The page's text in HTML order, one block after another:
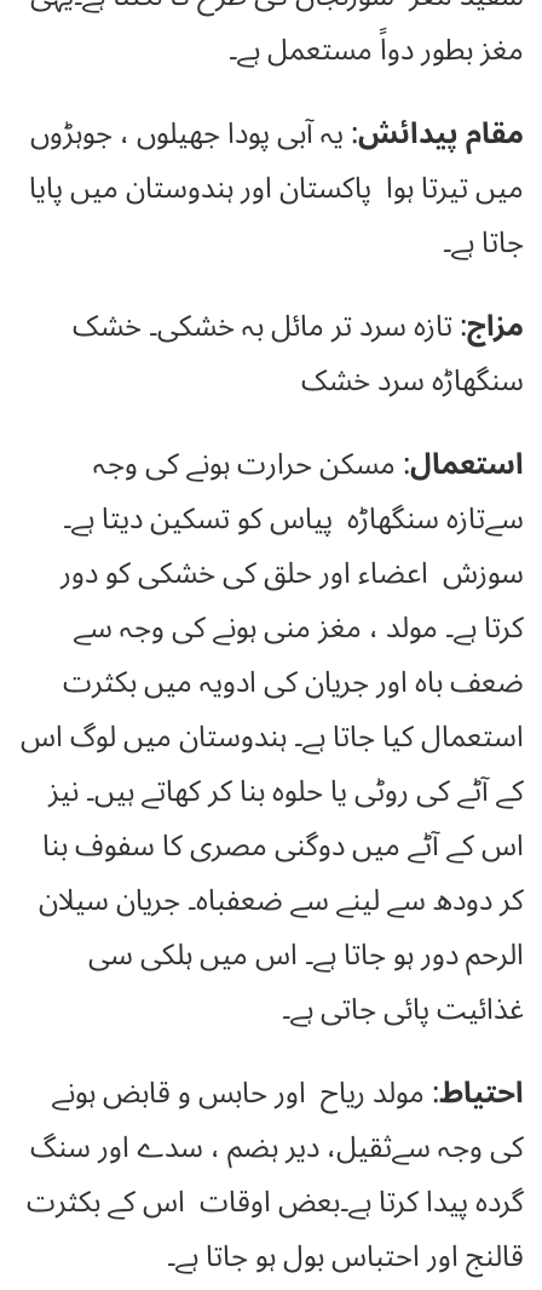
مغز بطور دواً مستعمل ہے۔
مقام پیدائش: یہ آبی پودا جھیلوں ، جوہڑوں
میں تیرتا ہوا پاکستان اور ہندوستان میں پایا
جاتا ہے۔
مزاج: تازہ سرد تر مائل بہ خشکی۔ خشک
سنگھاڑہ سرد خشک
استعمال: مسکن حرارت ہونے کی وجہ
سےتازہ سنگھاڑہ پیاس کو تسکین دیتا ہے۔
سوزش اعضاء اور حلق کی خشکی کو دور
کرتا ہے۔ مولد ، مغز منی ہونے کی وجہ سے
ضعف باہ اور جریان کی ادویہ میں بکثرت
استعمال کیا جاتا ہے۔ ہندوستان میں لوگ اس
کے آٹے کی روٹی یا حلوہ بنا کر کھاتے ہیں۔ نیز
اس کے آٹے میں دوگنی مصری کا سفوف بنا
کر دودھ سے لینے سے ضعفباہ۔ جریان سیلان
الرحم دور ہو جاتا ہے۔ اس میں ہلکی سی
غذائیت پائی جاتی ہے۔
احتیاط: مولد ریاح اور حابس و قابض ہونے
کی وجہ سےثقیل، دیر ہضم ، سدے اور سنگ
گردہ پیدا کرتا ہے۔بعض اوقات اس کے بکثرت
قالنج اور احتباس بول ہو جاتا ہے۔